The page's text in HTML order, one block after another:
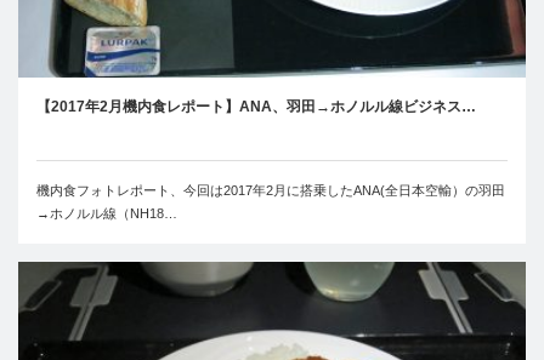
【2017年2月機内食レポート】ANA、羽田→ホノルル線ビジネス…
機内食フォトレポート、今回は2017年2月に搭乗したANA(全日本空輸）の羽田
→ホノルル線（NH18…